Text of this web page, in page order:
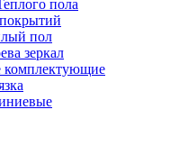
пола
пол
зеркал
комплектующие